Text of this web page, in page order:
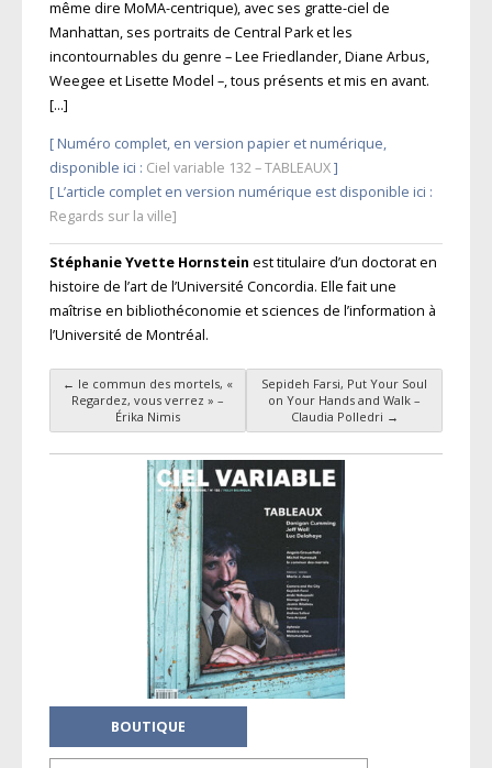
même dire MoMA-centrique), avec ses gratte-ciel de
Manhattan, ses portraits de Central Park et les
incontournables du genre – Lee Friedlander, Diane Arbus,
Weegee et Lisette Model –, tous présents et mis en avant.
[…]
[ Numéro complet, en version papier et numérique,
disponible ici : Ciel variable 132 – TABLEAUX]
[ L’article complet en version numérique est disponible ici :
Regards sur la ville]
Stéphanie Yvette Hornstein est titulaire d’un doctorat en
histoire de l’art de l’Université Concordia. Elle fait une
maîtrise en biblio­théconomie et sciences de l’information à
l’Université de Montréal.
Navigation des articles
← le commun des mortels, «
Regardez, vous verrez » –
Érika Nimis
Sepideh Farsi, Put Your Soul
on Your Hands and Walk –
Claudia Polledri →
BOUTIQUE